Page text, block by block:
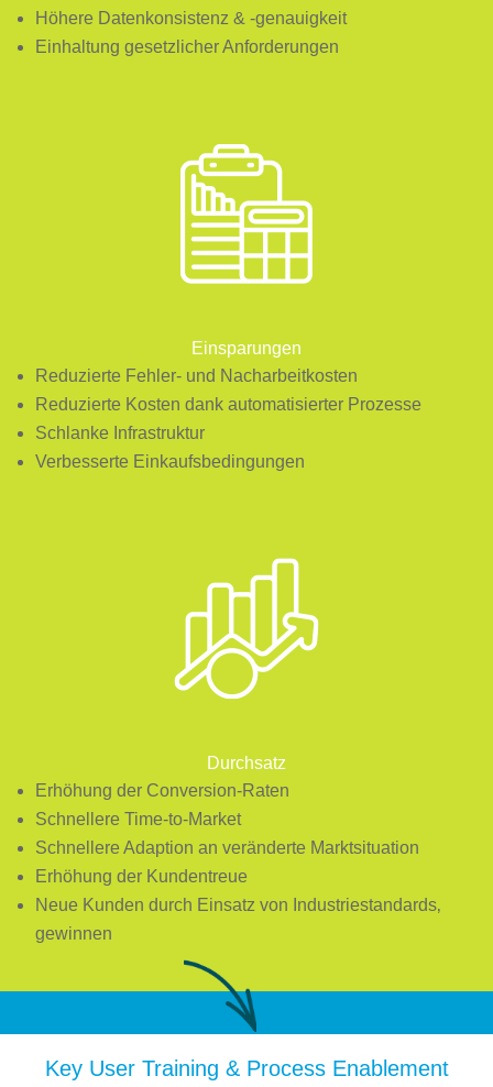
Höhere Datenkonsistenz & -genauigkeit
Einhaltung gesetzlicher Anforderungen
Einsparungen
Reduzierte Fehler- und Nacharbeitkosten
Reduzierte Kosten dank automatisierter Prozesse
Schlanke Infrastruktur
Verbesserte Einkaufsbedingungen
Durchsatz
Erhöhung der Conversion-Raten
Schnellere Time-to-Market
Schnellere Adaption an veränderte Marktsituation
Erhöhung der Kundentreue
Neue Kunden durch Einsatz von Industriestandards‚
gewinnen
Key User Training & Process Enablement